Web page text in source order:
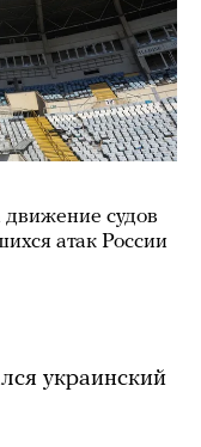
судов
атак России
украинский